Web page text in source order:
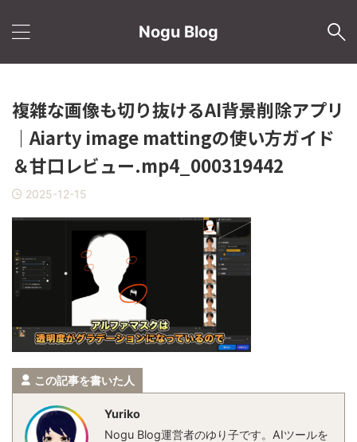
Nogu Blog
複雑な画像も切り抜けるAI背景削除アプリ
｜Aiarty image mattingの使い方ガイド
＆甘口レビュー.mp4_000319442
2025-12-15
この記事を書いた人
Yuriko
Nogu Blog運営者のゆり子です。AIツールを